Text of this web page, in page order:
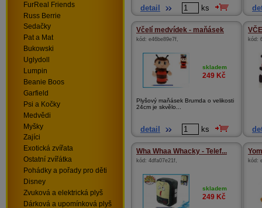
detail ks
Včelí medvídek - maňásek
kód: e46be89e7f,
skladem
249 Kč
Plyšový maňásek Brumda o velikosti
24cm je skvělo...
detail ks
kód:
Wha Whaa Whacky - Telef...
kód: 4dfa07e21f,
skladem
249 Kč
kód:
FurReal Friends
Russ Berrie
Sedačky
Pat a Mat
Bukowski
Uglydoll
Lumpin
Beanie Boos
Garfield
Psi a Kočky
Medvědi
Myšky
Zajíci
Exotická zvířata
Ostatní zvířátka
Pohádky a pořady pro děti
Disney
Zvuková a elektrická plyš
Dárková a upomínková plyš